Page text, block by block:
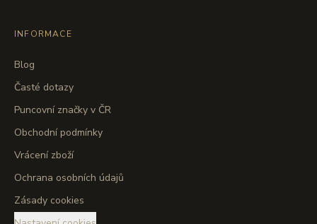
INFORMACE
Blog
Časté dotazy
Puncovní značky v ČR
Obchodní podmínky
Vrácení zboží
Ochrana osobních údajů
Zásady cookies